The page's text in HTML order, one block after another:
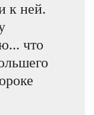
к ней.
что